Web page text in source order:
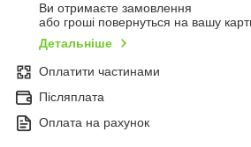
Ви отримаєте замовлення
або гроші повернуться на вашу
Детальніше
Оплатити частинами
Післяплата
Оплата на рахунок